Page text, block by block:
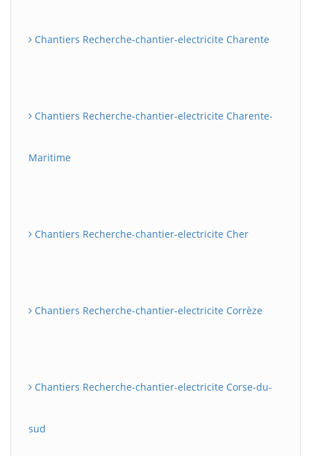
Chantiers Recherche-chantier-electricite Charente
Chantiers Recherche-chantier-electricite Charente-
Maritime
Chantiers Recherche-chantier-electricite Cher
Chantiers Recherche-chantier-electricite Corrèze
Chantiers Recherche-chantier-electricite Corse-du-
sud